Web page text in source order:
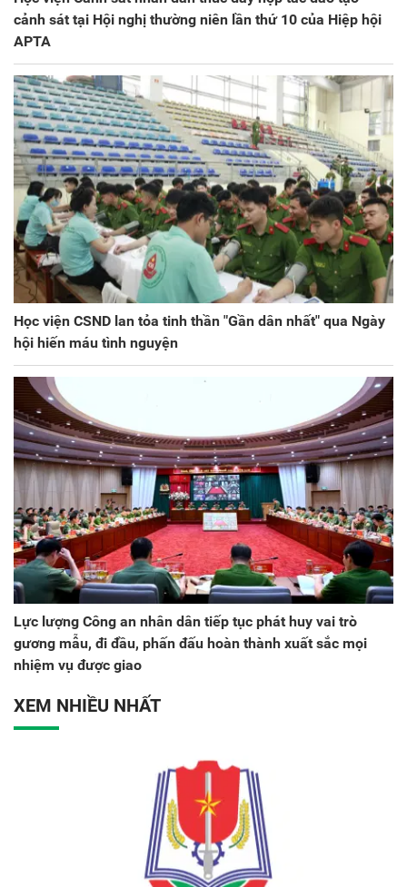
cảnh sát tại Hội nghị thường niên lần thứ 10 của Hiệp hội
APTA
Học viện CSND lan tỏa tinh thần "Gần dân nhất" qua Ngày
hội hiến máu tình nguyện
Lực lượng Công an nhân dân tiếp tục phát huy vai trò
gương mẫu, đi đầu, phấn đấu hoàn thành xuất sắc mọi
nhiệm vụ được giao
XEM NHIỀU NHẤT